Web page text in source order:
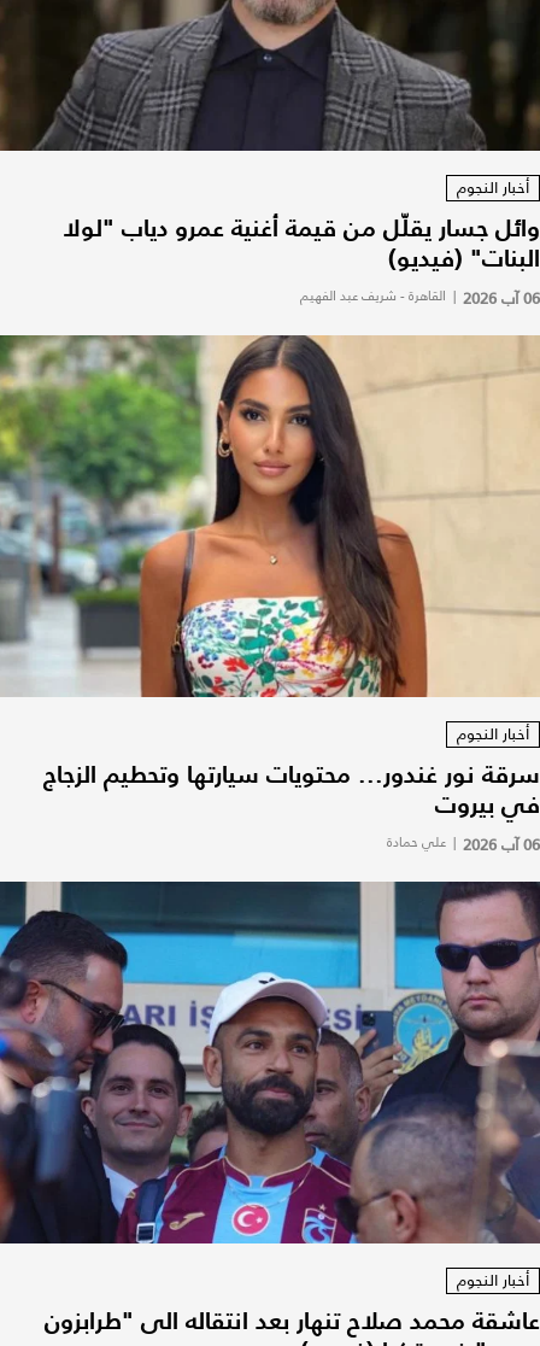
أخبار النجوم
وائل جسار يقلّل من قيمة أغنية عمرو دياب "لولا
البنات" (فيديو)
06 آب 2026 | القاهرة - شريف عبد الفهيم
أخبار النجوم
سرقة نور غندور... محتويات سيارتها وتحطيم الزجاج
في بيروت
06 آب 2026 | علي حمادة
أخبار النجوم
عاشقة محمد صلاح تنهار بعد انتقاله الى "طرابزون